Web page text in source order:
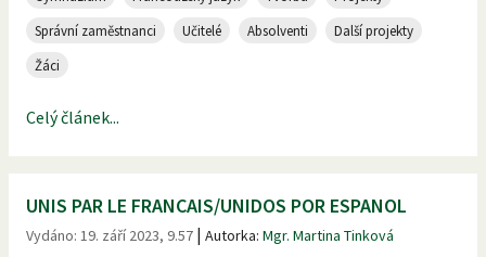
Správní zaměstnanci
Učitelé Absolventi
Další projekty
Žáci
Celý článek...
UNIS PAR LE FRANCAIS/UNIDOS POR ESPANOL
Vydáno: 19. září 2023, 9.57 | Autorka: Mgr. Martina Tinková